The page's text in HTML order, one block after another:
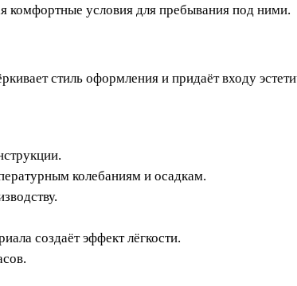
комфортные условия для пребывания под ними.
стиль оформления и придаёт входу
колебаниям и осадкам.
создаёт эффект лёгкости.